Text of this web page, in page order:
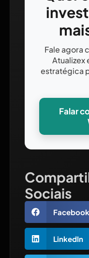
Fale agora
Atualizex
estratégica
Falar
Sociais
Facebook
LinkedIn